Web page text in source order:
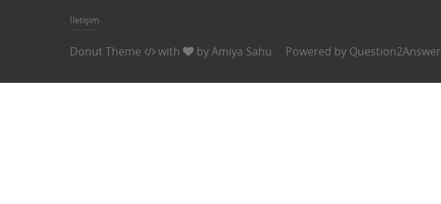
İletişim
Donut Theme with byAmiya Sahu Powered by Question2Answer